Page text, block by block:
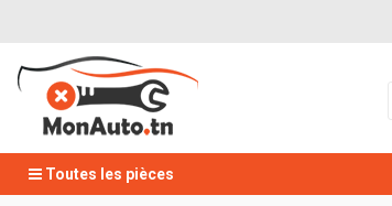
Toutes les pièces